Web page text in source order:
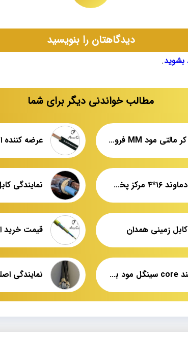
دیدگاهتان را بنویسید
بشوید.
مطالب خواندنی دیگر برای شما
فیبر نوری ۸ کر مالتی مود MM فروش عمده
کابل افشان دماوند ۱۶*۴ مرکز پخش کارخانه نمایندگی
زمینی همدان
فیبر نوری چند core سینگل مود بهترین قیمت